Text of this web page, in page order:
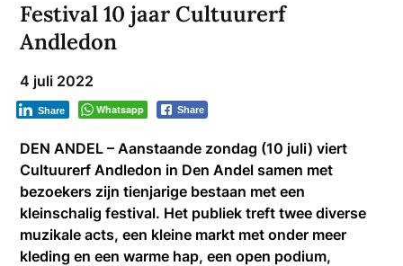
Festival 10 jaar Cultuurerf
Andledon
4 juli 2022
Whatsapp Share
Share
DEN ANDEL – Aanstaande zondag (10 juli) viert
Cultuurerf Andledon in Den Andel samen met
bezoekers zijn tienjarige bestaan met een
kleinschalig festival. Het publiek treft twee diverse
muzikale acts, een kleine markt met onder meer
kleding en een warme hap, een open podium,